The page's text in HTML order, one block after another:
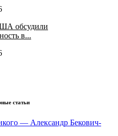
обсудили
в...
статьи
— Александр Бекович-